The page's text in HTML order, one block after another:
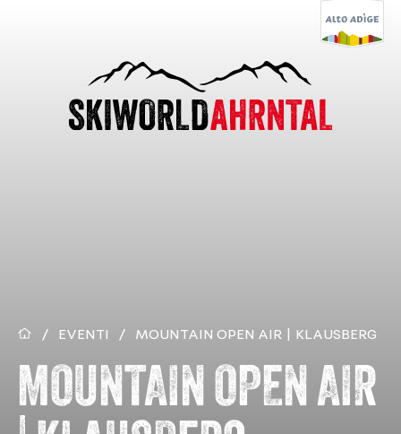
/ EVENTI / MOUNTAIN OPEN AIR | KLAUSBERG
MOUNTAIN OPEN AIR